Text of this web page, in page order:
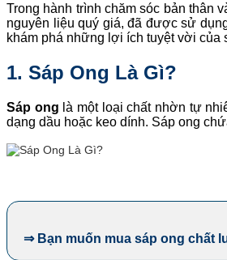
Trong hành trình chăm sóc bản thân
nguyên liệu quý giá, đã được sử
khám phá những lợi ích tuyệt vời của
1. Sáp Ong Là Gì?
Sáp ong là một loại chất nhờn tự
dạng dầu hoặc keo dính. Sáp ong
⇒ Bạn muốn mua sáp ong chất